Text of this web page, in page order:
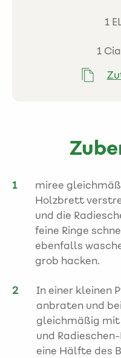
1
1
miree
Holzbrett
und die
feine Ringe
ebenfalls
grob hacken.
In einer kleinen
anbraten und
gleichmäßig mit
und
eine Hälfte des